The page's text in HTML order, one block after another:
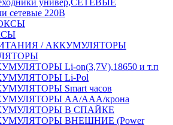
универ,СЕТЕВЫЕ
сетевые 220В
/ АККУМУЛЯТОРЫ
Li-on(3,7V),18650 и т.п
Li-Pol
Smart часов
АА/ААА/крона
В СПАЙКЕ
ВНЕШНИЕ (Power